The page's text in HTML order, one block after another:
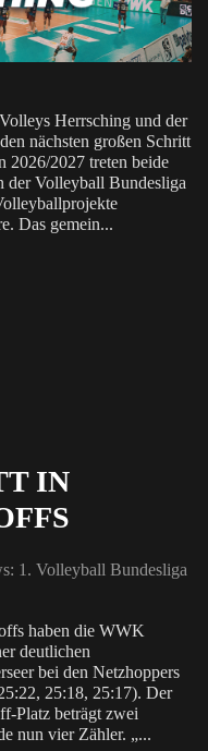
Herrsching und der
nächsten großen Schritt
2026/2027 treten beide
Volleyball Bundesliga
Das gemein...
IN R
1. Volleyball Bundesliga
haben die WWK
deutlichen
bei den Netzhoppers
25:18, 25:17). Der
Platz beträgt zwei
nun vier Zähler. „...